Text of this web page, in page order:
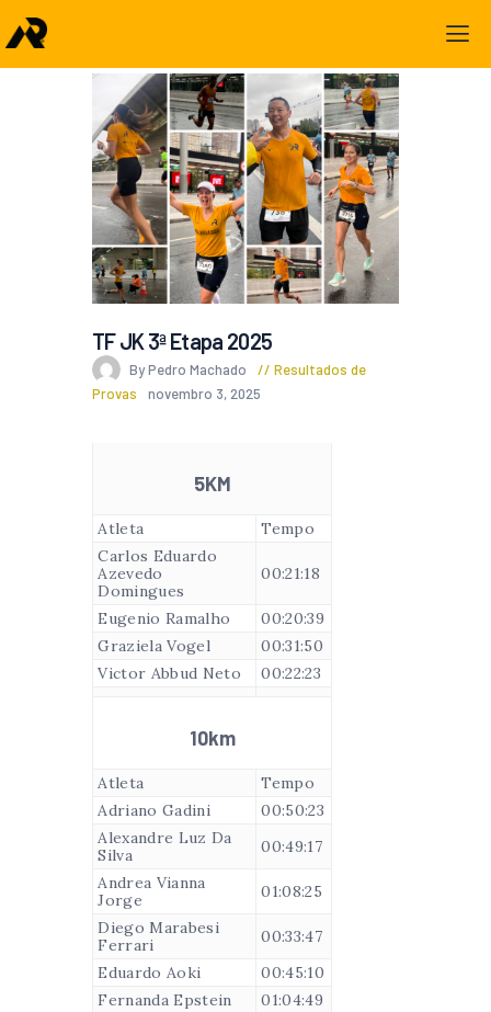
TF JK 3ª Etapa 2025
By Pedro Machado
Resultados de
Provas
novembro 3, 2025
5KM
Atleta
Tempo
Carlos Eduardo
Azevedo
Domingues
00:21:18
Eugenio Ramalho
00:20:39
Graziela Vogel
00:31:50
Victor Abbud Neto
00:22:23
10km
Atleta
Tempo
Adriano Gadini
00:50:23
Alexandre Luz Da
Silva
00:49:17
Andrea Vianna
Jorge
01:08:25
Diego Marabesi
Ferrari
00:33:47
Eduardo Aoki
00:45:10
Fernanda Epstein
01:04:49